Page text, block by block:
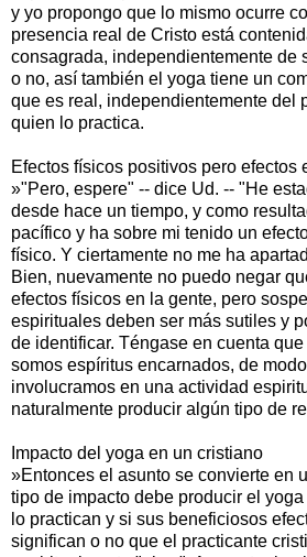
y yo propongo que lo mismo ocurre
presencia real de Cristo está
consagrada, independientemente de
o no, así también el yoga tiene un
que es real, independientemente del
quien lo practica.
Efectos físicos positivos pero efectos
»"Pero, espere" -- dice Ud. -- "He
desde hace un tiempo, y como
pacífico y ha sobre mi tenido un
físico. Y ciertamente no me ha
Bien, nuevamente no puedo negar
efectos físicos en la gente, pero
espirituales deben ser más sutiles y
de identificar. Téngase en cuenta
somos espíritus encarnados, de
involucramos en una actividad
naturalmente producir algún tipo de
Impacto del yoga en un cristiano
»Entonces el asunto se convierte en
tipo de impacto debe producir el
lo practican y si sus beneficiosos
significan o no que el practicante